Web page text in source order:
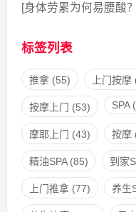
[身体劳累为何易腰酸
标签列表
推拿(55) 上门按摩
按摩上门 (53) SPA
摩耶上门 (43) 按摩
精油SPA(85) 到家
上门推拿(77) 养生